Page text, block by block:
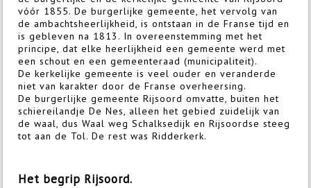
vóór 1855. De burgerlijke gemeente, het vervolg van
de ambachtsheerlijkheid, is ontstaan in de Franse tijd en
is gebleven na 1813. In overeenstemming met het
principe, dat elke heerlijkheid een gemeente werd met
een schout en een gemeenteraad (municipaliteit).
De kerkelijke gemeente is veel ouder en veranderde
niet van karakter door de Franse overheersing.
De burgerlijke gemeente Rijsoord omvatte, buiten het
schiereilandje De Nes, alleen het gebied zuidelijk van
de waal, dus Waal weg Schalksedijk en Rijsoordse steeg
tot aan de Tol. De rest was Ridderkerk.
Het begrip Rijsoord.